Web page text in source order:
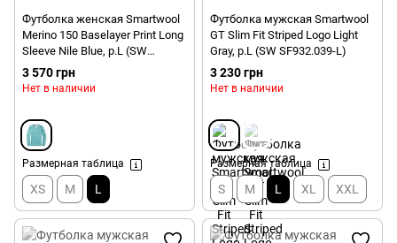
Футболка женская Smartwool
Merino 150 Baselayer Print Long
Sleeve Nile Blue, р.L (SW
15574.B46-L)
3 570 грн
Нет в наличии
Размерная таблица
XS M L
Футболка мужская Smartwool
GT Slim Fit Striped Logo Light
Gray, р.L (SW SF932.039-L)
3 230 грн
Нет в наличии
Размерная таблица
S M L XL XXL